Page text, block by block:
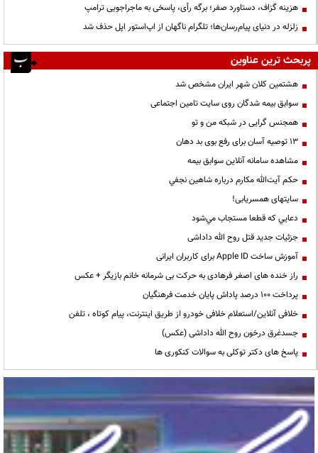
هزینه گزاف، دستاورد صفر؛ برگه رأی، پاسخی به ماجراجویی ترامپ
زلزله در دنیای پیام‌رسان‌ها؛ تلگرام ناگهان از اپ‌استور اپل حذف شد
پربحث ترین عناوین
هشتمین کلان شهر ایران مشخص شد
سوابق بیمه شدگان روی سایت تامین اجتماعی
همجنس گرایی در شبکه من و تو
13 توصیه آسان برای رفع بوی بد دهان
مشاهده سامانه آنلاين سوابق بیمه
حكم آيت‌الله مكارم درباره شاهين نجفي
سایتهای همسریابی!
دعايي كه قطعا مستجاب مي‌شود
جزئیات جدید قتل روح الله داداشی
آموزش ساخت Apple ID برای کاربران ایرانی
راز خنده های اصغر فرهادی به حرکت بی شرمانه خانم بازیگر + عکس
پرداخت ۱۰۰ درصد پاداش پایان خدمت فرهنگیان
خلافی آنلاین/استعلام خلافی خودرو از طریق اینترنت، پیام کوتاه ، تلفن
جسدغرق درخون روح الله داداشی (عکس)
پاسخ های دکتر توکلی به سوالات کنکوری ها